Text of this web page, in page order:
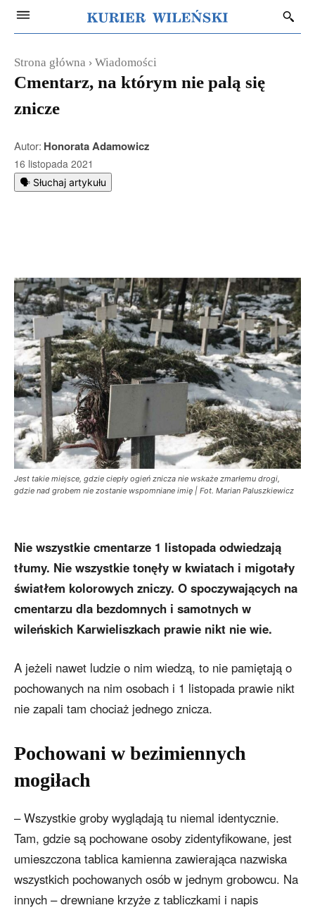
Strona główna Wiadomości
Cmentarz, na którym nie palą się
znicze
Autor: Honorata Adamowicz
16 listopada 2021
🗣️ Słuchaj artykułu
Jest takie miejsce, gdzie ciepły ogień znicza nie wskaże zmarłemu drogi,
gdzie nad grobem nie zostanie wspomniane imię | Fot. Marian Paluszkiewicz
Nie wszystkie cmentarze 1 listopada odwiedzają
tłumy. Nie wszystkie tonęły w kwiatach i migotały
światłem kolorowych zniczy. O spoczywających na
cmentarzu dla bezdomnych i samotnych w
wileńskich Karwieliszkach prawie nikt nie wie.
A jeżeli nawet ludzie o nim wiedzą, to nie pamiętają o
pochowanych na nim osobach i 1 listopada prawie nikt
nie zapali tam chociaż jednego znicza.
Pochowani w bezimiennych
mogiłach
– Wszystkie groby wyglądają tu niemal identycznie.
Tam, gdzie są pochowane osoby zidentyfikowane, jest
umieszczona tablica kamienna zawierająca nazwiska
wszystkich pochowanych osób w jednym grobowcu. Na
innych – drewniane krzyże z tabliczkami i napis